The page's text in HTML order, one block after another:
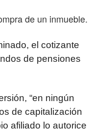
de un inmueble.
el cotizante
de pensiones
“en ningún
de capitalización
afiliado lo autorice